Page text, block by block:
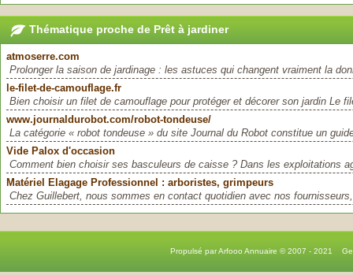
Thématique proche de Prêt à jardiner
atmoserre.com
Prolonger la saison de jardinage : les astuces qui changent vraiment la
le-filet-de-camouflage.fr
Bien choisir un filet de camouflage pour protéger et décorer son jardin Le
www.journaldurobot.com/robot-tondeuse/
La catégorie « robot tondeuse » du site Journal du Robot constitue un
Vide Palox d'occasion
Comment bien choisir ses basculeurs de caisse ? Dans les exploitations
Matériel Elagage Professionnel : arboristes, grimpeurs
Chez Guillebert, nous sommes en contact quotidien avec nos
Propulsé par Arfooo Annuaire © 2007 - 2021